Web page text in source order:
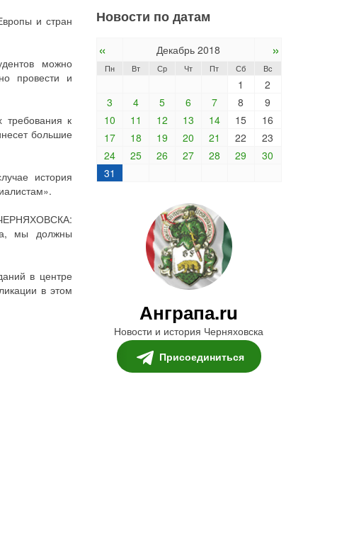
и стран
можно
провести и
к
большие
история
мы должны
в центре
в этом
Новости по датам
« Декабрь 2018 »
Пн Вт Ср Чт Пт Сб Вс
1
2
3
4 5 6 7 8
9
10
11 12 13 14 15
16
17
18 19 20 21 22
23
24
25 26 27 28 29
30
31
Анграпа.ru
Новости и история Черняховска
Присоединиться